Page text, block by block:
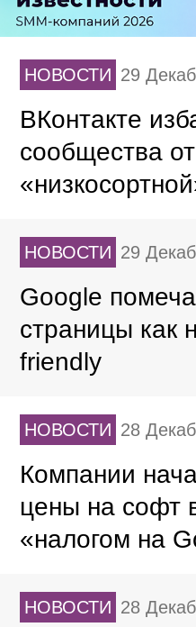
НОВОСТИ 29
ВКонтакте
сообщества от
НОВОСТИ 29
Google
страницы как
friendly
НОВОСТИ 28
Компании
цены на софт
«налогом на
НОВОСТИ 28